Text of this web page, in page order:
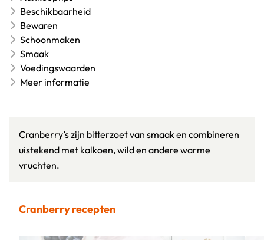
Beschikbaarheid
Bewaren
Schoonmaken
Smaak
Voedingswaarden
Meer informatie
Cranberry’s zijn bitterzoet van smaak en combineren
uistekend met kalkoen, wild en andere warme
vruchten.
Cranberry recepten